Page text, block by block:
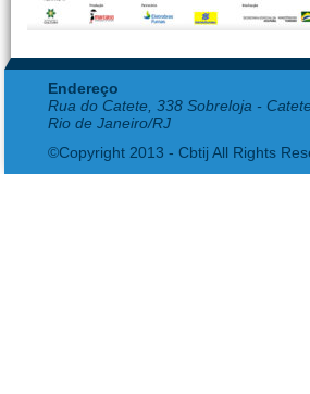
Endereço
Rua do Catete, 338 Sobreloja -
Rio de Janeiro/RJ
©Copyright 2013 - Cbtij All Rights